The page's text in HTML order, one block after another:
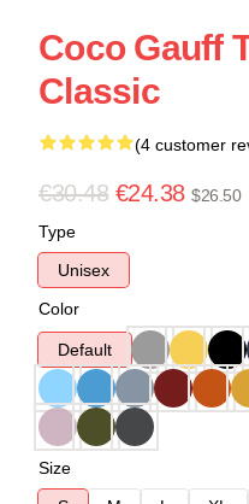
Coco Gauff
Classic
(4 customer
€30.48 €24.38 $26.50
Type
Unisex
Color
Default
Size